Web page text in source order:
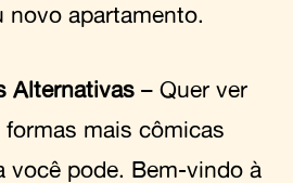
novo apartamento.
Alternativas – Quer ver
mais cômicas
você pode. Bem-vindo à